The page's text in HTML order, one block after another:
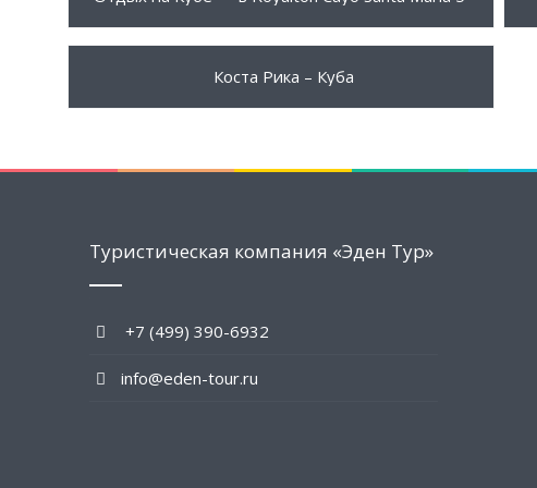
ПОДРОБНЕЕ
Коста Рика – Куба
Туристическая компания «Эден Тур»
+7 (499) 390-6932
info@eden-tour.ru